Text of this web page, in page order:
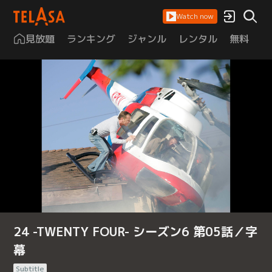
Watch now
見放題 ランキング ジャンル レンタル 無料
24 -TWENTY FOUR- シーズン6 第05話／字
幕
Subtitle